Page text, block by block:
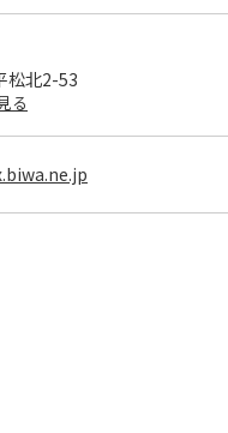
松北2-53
る